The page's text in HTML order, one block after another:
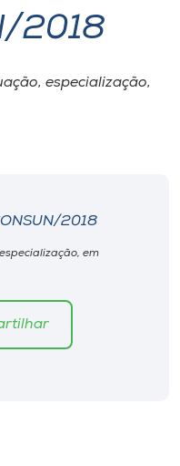
2018
especialização,
2018
em